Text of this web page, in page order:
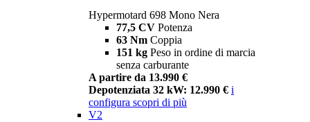
Hypermotard 698 Mono Nera
77,5 CV Potenza
63 Nm Coppia
151 kg Peso in ordine di marcia
senza carburante
A partire da 13.990 €
Depotenziata 32 kW: 12.990 € i
configura scopri di più
V2